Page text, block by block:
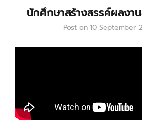
นักศึกษาสร้างสรรค์ผลงา
Post on 10 September